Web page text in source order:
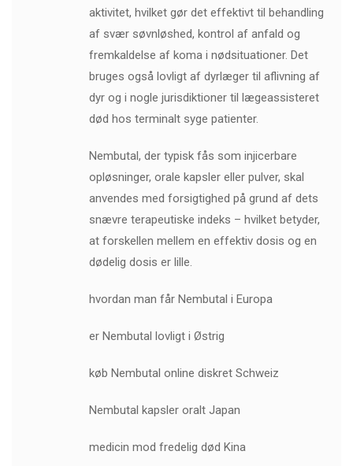
aktivitet, hvilket gør det effektivt til behandling
af svær søvnløshed, kontrol af anfald og
fremkaldelse af koma i nødsituationer. Det
bruges også lovligt af dyrlæger til aflivning af
dyr og i nogle jurisdiktioner til lægeassisteret
død hos terminalt syge patienter.
Nembutal, der typisk fås som injicerbare
opløsninger, orale kapsler eller pulver, skal
anvendes med forsigtighed på grund af dets
snævre terapeutiske indeks – hvilket betyder,
at forskellen mellem en effektiv dosis og en
dødelig dosis er lille.
hvordan man får Nembutal i Europa
er Nembutal lovligt i Østrig
køb Nembutal online diskret Schweiz
Nembutal kapsler oralt Japan
medicin mod fredelig død Kina